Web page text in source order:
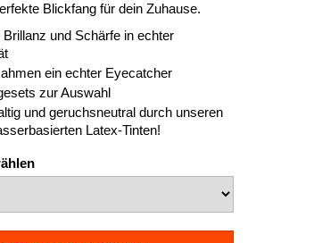
Blickfang für dein Zuhause.
und Schärfe in echter
ein echter Eyecatcher
zur Auswahl
und geruchsneutral durch unseren
Latex-Tinten!